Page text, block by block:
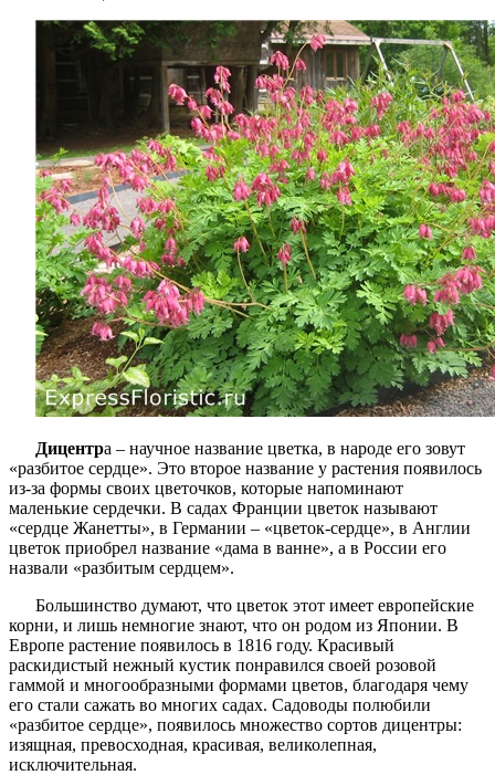
Дицентра – научное название цветка, в народе его зовут
«разбитое сердце». Это второе название у растения появилось
из-за формы своих цветочков, которые напоминают
маленькие сердечки. В садах Франции цветок называют
«сердце Жанетты», в Германии – «цветок-сердце», в Англии
цветок приобрел название «дама в ванне», а в России его
назвали «разбитым сердцем».
Большинство думают, что цветок этот имеет европейские
корни, и лишь немногие знают, что он родом из Японии. В
Европе растение появилось в 1816 году. Красивый
раскидистый нежный кустик понравился своей розовой
гаммой и многообразными формами цветов, благодаря чему
его стали сажать во многих садах. Садоводы полюбили
«разбитое сердце», появилось множество сортов дицентры:
изящная, превосходная, красивая, великолепная,
исключительная.